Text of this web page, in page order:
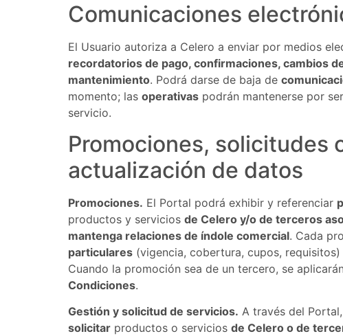
Comunicaciones
El Usuario autoriza a Celero a enviar por medios
recordatorios de pago, confirmaciones, cambios
mantenimiento. Podrá darse de baja de
momento; las operativas podrán mantenerse por
servicio.
Promociones, solicitudes
actualización de datos
Promociones. El Portal podrá exhibir y referenciar
productos y servicios de Celero y/o de terceros
mantenga relaciones de índole comercial. Cada
particulares (vigencia, cobertura, cupos, requisitos)
Cuando la promoción sea de un tercero, se aplicarán
Condiciones.
Gestión y solicitud de servicios. A través del
solicitar productos o servicios de Celero o de